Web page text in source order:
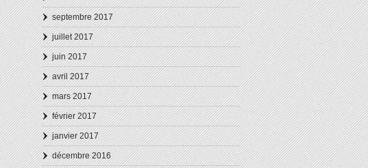
septembre 2017
juillet 2017
juin 2017
avril 2017
mars 2017
février 2017
janvier 2017
décembre 2016